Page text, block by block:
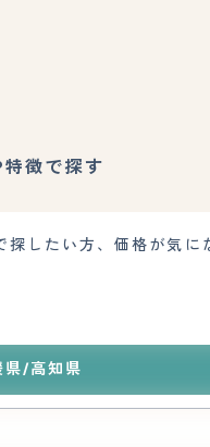
徴で探す
したい方、価格が気
/高知県